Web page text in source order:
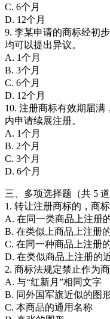
C. 6个月
D. 12个月
9. 李某申请的商标经初
均可以提出异议。
A. 1个月
B. 3个月
C. 6个月
D. 12个月
10. 注册商标有效期届
内申请续展注册。
A. 1个月
B. 2个月
C. 3个月
D. 6个月
三、多项选择题（共 5
1. 转让注册商标的，商
A. 在同一类商品上注册
B. 在类似上商品上注册
C. 在同一种商品上注册
D. 在类似商品上注册的
2. 商标法规定禁止作为
A. 与“红新月”相同文字
B. 同外国军旗近似的图
C. 本商品的通用名称